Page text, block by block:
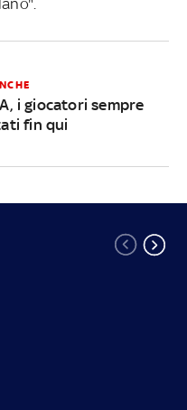
i giocatori sempre
fin qui